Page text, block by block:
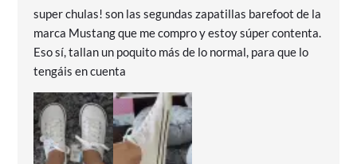
super chulas! son las segundas zapatillas barefoot de la
marca Mustang que me compro y estoy súper contenta.
Eso sí, tallan un poquito más de lo normal, para que lo
tengáis en cuenta